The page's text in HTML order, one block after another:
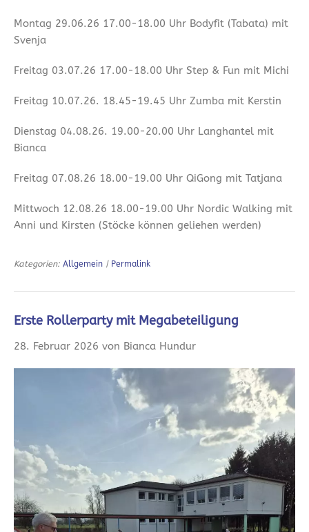
Montag 29.06.26 17.00-18.00 Uhr Bodyfit (Tabata) mit
Svenja
Freitag 03.07.26 17.00-18.00 Uhr Step & Fun mit Michi
Freitag 10.07.26. 18.45-19.45 Uhr Zumba mit Kerstin
Dienstag 04.08.26. 19.00-20.00 Uhr Langhantel mit
Bianca
Freitag 07.08.26 18.00-19.00 Uhr QiGong mit Tatjana
Mittwoch 12.08.26 18.00-19.00 Uhr Nordic Walking mit
Anni und Kirsten (Stöcke können geliehen werden)
Kategorien: Allgemein | Permalink
Erste Rollerparty mit Megabeteiligung
28. Februar 2026 von Bianca Hundur